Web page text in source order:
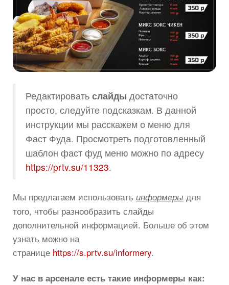
Редактировать слайды достаточно
просто, следуйте подсказкам. В данной
инструкции мы расскажем о меню для
Фаст Фуда. Просмотреть подготовленный
шаблон фаст фуд меню можно по адресу
https://prtv.su/11323.
Мы предлагаем использовать информеры для
того, чтобы разнообразить слайды
дополнительной информацией. Больше об этом
узнать можно на
странице https://s.prtv.su/informery.
У нас в арсенале есть такие информеры как: